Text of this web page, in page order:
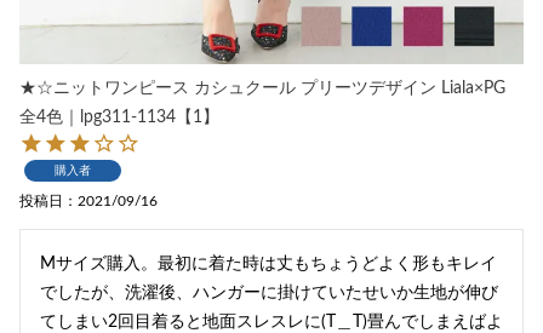
★☆ニットワンピース カシュクール プリーツデザイン Liala×PG
全4色｜lpg311-1134【1】
購入者
投稿日 2021/09/16
Mサイズ購入。最初に着た時は丈もちょうどよく形もキレイ
でしたが、洗濯後、ハンガーに掛けていたせいか生地が伸び
てしまい2回目着ると地面スレスレに(T＿T)畳んでしまえばよ